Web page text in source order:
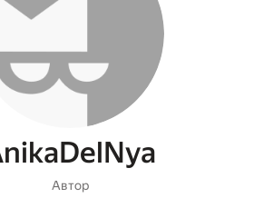
Автор